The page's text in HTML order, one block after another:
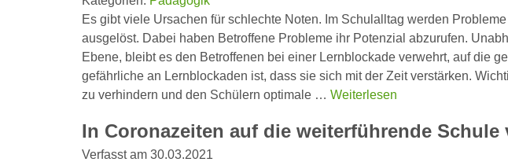
Es gibt viele Ursachen für schlechte Noten. Im Schulalltag werden
ausgelöst. Dabei haben Betroffene Probleme ihr Potenzial abzurufen.
Ebene, bleibt es den Betroffenen bei einer Lernblockade verwehrt, auf die
gefährliche an Lernblockaden ist, dass sie sich mit der Zeit verstärken.
zu verhindern und den Schülern optimale … Weiterlesen
In Coronazeiten auf die weiterführende Schule
Verfasst am 30.03.2021